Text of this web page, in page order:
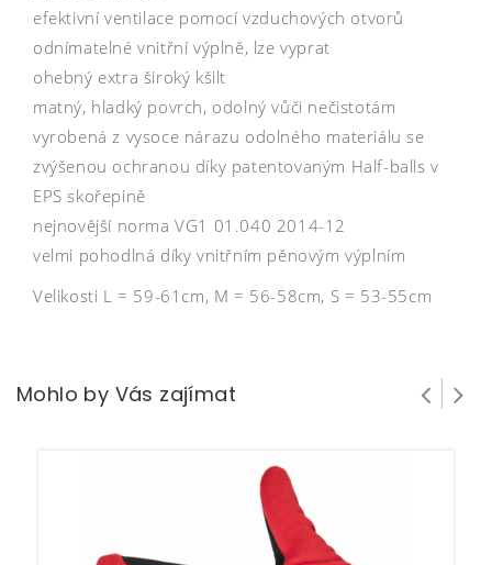
efektivní ventilace pomocí vzduchových otvorů
odnímatelné vnitřní výplně, lze vyprat
ohebný extra široký kšilt
matný, hladký povrch, odolný vůči nečistotám
vyrobená z vysoce nárazu odolného materiálu se
zvýšenou ochranou díky patentovaným Half-balls v
EPS skořepině
nejnovější norma VG1 01.040 2014-12
velmi pohodlná díky vnitřním pěnovým výplním
Velikosti L = 59-61cm, M = 56-58cm, S = 53-55cm
Mohlo by Vás zajímat